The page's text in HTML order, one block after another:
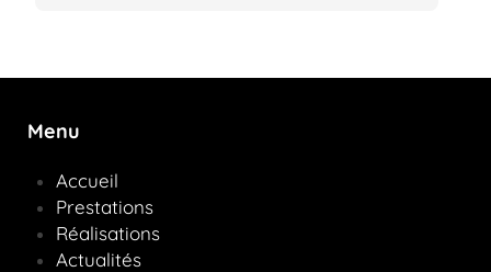
Menu
Accueil
Prestations
Réalisations
Actualités